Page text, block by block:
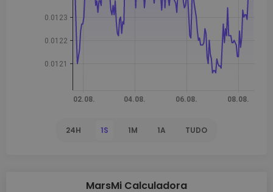
24H 1S 1M 1A TUDO
MarsMi Calculadora